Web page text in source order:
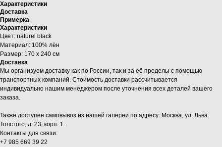
Характеристики
Доставка
Примерка
Характеристики
Цвет: naturel black
Материал: 100% лён
Размер: 170 х 240 см
Доставка
Мы организуем доставку как по России, так и за её пределы с помощью
транспортных компаний. Стоимость доставки рассчитывается
индивидуально нашим менеджером после уточнения всех деталей вашего
заказа.
Также доступен самовывоз из нашей галереи по адресу: Москва, ул. Льва
Толстого, д. 23, корп. 1.
Контакты для связи:
+7 985 669 39 22